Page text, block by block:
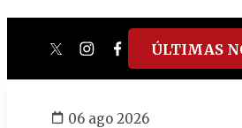
twitterinstagram
facebook
tiktok
ÚLTIMAS
06 ago 2026